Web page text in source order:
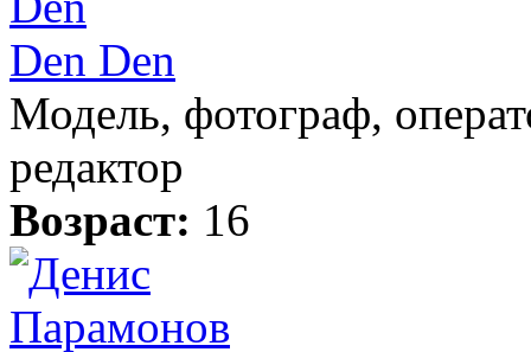
Den Den
Модель, фотограф,
редактор
Возраст: 16